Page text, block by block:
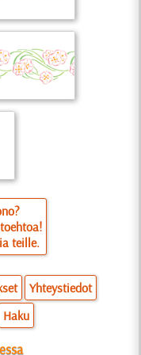
teille.
Yhteystiedot
Haku